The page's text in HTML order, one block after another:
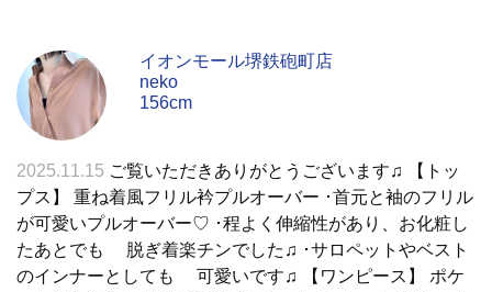
イオンモール堺鉄砲町店
neko
156cm
2025.11.15 ご覧いただきありがとうございます♫ 【トッ
プス】 重ね着風フリル衿プルオーバー ･首元と袖のフリル
が可愛いプルオーバー♡ ･程よく伸縮性があり、お化粧し
たあとでも 脱ぎ着楽チンでした♫ ･サロペットやベスト
のインナーとしても 可愛いです♫ 【ワンピース】 ポケ